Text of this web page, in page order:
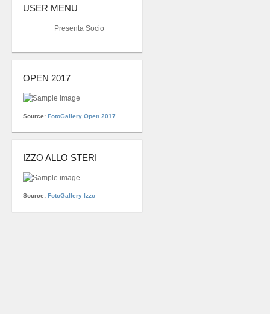
USER MENU
Presenta Socio
OPEN 2017
Source: FotoGallery Open 2017
IZZO ALLO STERI
Source: FotoGallery Izzo